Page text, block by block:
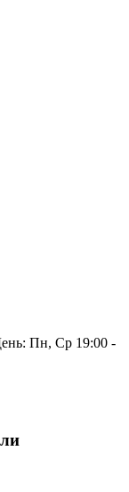
Пн, Ср 19:00 -